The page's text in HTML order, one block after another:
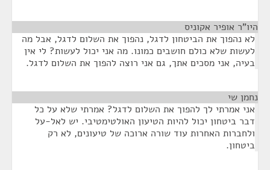
היו"ר אופיר אקוניס
לא נהפוך את הביטחון לדגל, נהפוך את השלום לדגל, אבל מה
לעשות שלא כולם חושבים כמונו. מה אני יכול לעשות? לי אין
בעיה, אני מסכים אתך, גם אני רוצה להפוך את השלום לדגל.
נחמן שי
אני אמרתי לך להפוך את השלום לדגל? אמרתי שלא על כל
דבר ביטחון יכול להיות הטיעון האולטימטיבי. יש לאל-על
ולחברות האחרות עוד שורה ארוכה של טיעונים, לא רק
ביטחון.